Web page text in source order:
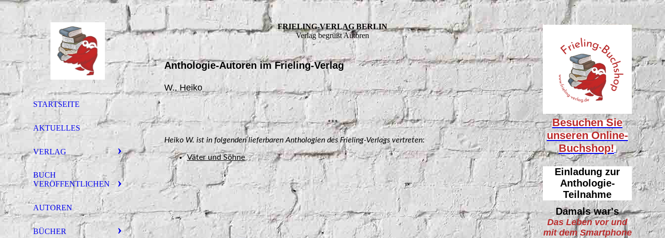
STARTSEITE
AKTUELLES
VERLAG
BUCH
VERÖFFENTLICHEN
AUTOREN
BÜCHER
FRIELING-VERLAG BERLIN
Verlag begrüßt Autoren
Anthologie-Autoren im Frieling-Verlag
W., Heiko
***
Heiko W. ist in folgenden lieferbaren Anthologien des Frieling-Verlags vertreten:
Väter und Söhne
Besuchen Sie
unserenOnline-
Buchshop!
Einladung zur
Anthologie-
Teilnahme
Damals war's
Das Leben vor und
mit dem Smartphone